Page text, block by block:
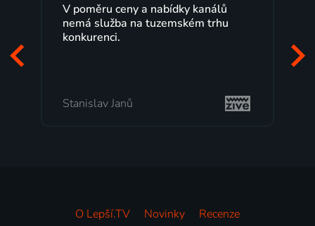
kanálů
trhu
Lepší.TV sleduji už několik let s
maximální spokojeností. Velký
začátek programu, to je přesně
Milada Tomešová
O Lepší.TV Novinky
Recenze